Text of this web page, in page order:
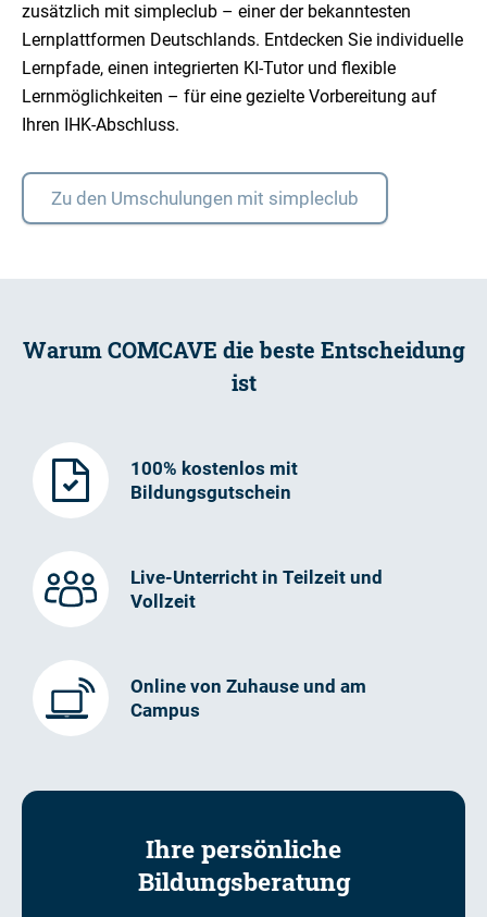
zusätzlich mit simpleclub – einer der bekanntesten
Lernplattformen Deutschlands. Entdecken Sie individuelle
Lernpfade, einen integrierten KI-Tutor und flexible
Lernmöglichkeiten – für eine gezielte Vorbereitung auf
Ihren IHK-Abschluss.
Zu den Umschulungen mit simpleclub
Warum COMCAVE die beste Entscheidung
ist
100% kostenlos mit
Bildungsgutschein
Live-Unterricht in Teilzeit und
Vollzeit
Online von Zuhause und am
Campus
Ihre persönliche
Bildungsberatung